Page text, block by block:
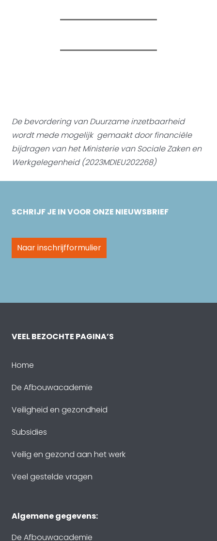
De bevordering van Duurzame inzetbaarheid
wordt mede mogelijk gemaakt doorfinanciële
bijdragen van het Ministerie van Sociale Zaken en
Werkgelegenheid (2023MDIEU202268)
SCHRIJF JE IN VOOR ONZE NIEUWSBRIEF
Naar inschrijfformulier
VEEL BEZOCHTE PAGINA’S
Home
De Afbouwacademie
Veiligheid en gezondheid
Subsidies
Veilig en gezond aan het werk
Veel gestelde vragen
Algemene gegevens:
De Afbouwacademie